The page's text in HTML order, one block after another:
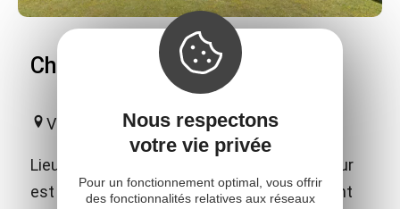
Chartreuse Saint-Sauveur
Villefranche-de-Rouergue
Lieu d'exception, la chartreuse Saint-Sauveur
est un chef-d'oeuvre du gothique flamboyant
Nous respectons
votre vie privée
Pour un fonctionnement optimal, vous offrir
des fonctionnalités relatives aux réseaux